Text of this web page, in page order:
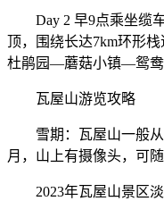
Day 2 早9点乘坐缆车
顶，围绕长达7km环形
杜鹃园—蘑菇小镇—鸳鸯
瓦屋山游览攻略
雪期：瓦屋山一般从
月，山上有摄像头，可
2023年瓦屋山景区淡